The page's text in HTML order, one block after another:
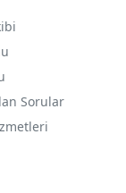
Sorular